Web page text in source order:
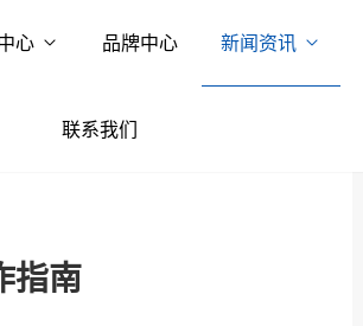
心 品牌中心 新闻资讯
联系我们
指南